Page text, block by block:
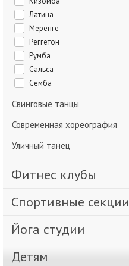
Латина
Меренге
Реггетон
Румба
Сальса
Семба
Свинговые танцы
Современная хореография
Уличный танец
Фитнес клубы
Спортивные секции
Йога студии
Детям